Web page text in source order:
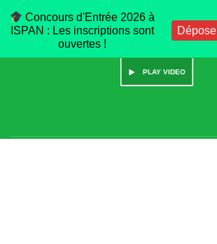
Concours d'Entrée 2026 à
ISPAN : Les inscriptions sont
ouvertes !